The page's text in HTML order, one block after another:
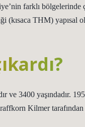
farklı
(kısaca THM) yapısal
ve 3400 yaşındadır.
Kilmer